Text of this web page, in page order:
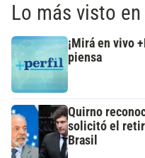
Lo más visto en
¡Mirá en vivo
piensa
Quirno
solicitó el
Brasil